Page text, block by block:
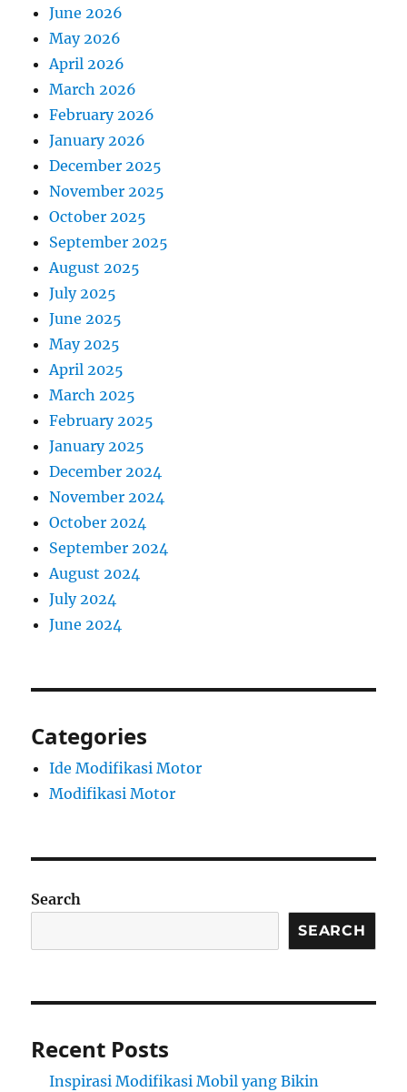
June 2026
May 2026
April 2026
March 2026
February 2026
January 2026
December 2025
November 2025
October 2025
September 2025
August 2025
July 2025
June 2025
May 2025
April 2025
March 2025
February 2025
January 2025
December 2024
November 2024
October 2024
September 2024
August 2024
July 2024
June 2024
Categories
Ide Modifikasi Motor
Modifikasi Motor
Search
SEARCH
Recent Posts
Inspirasi Modifikasi Mobil yang Bikin